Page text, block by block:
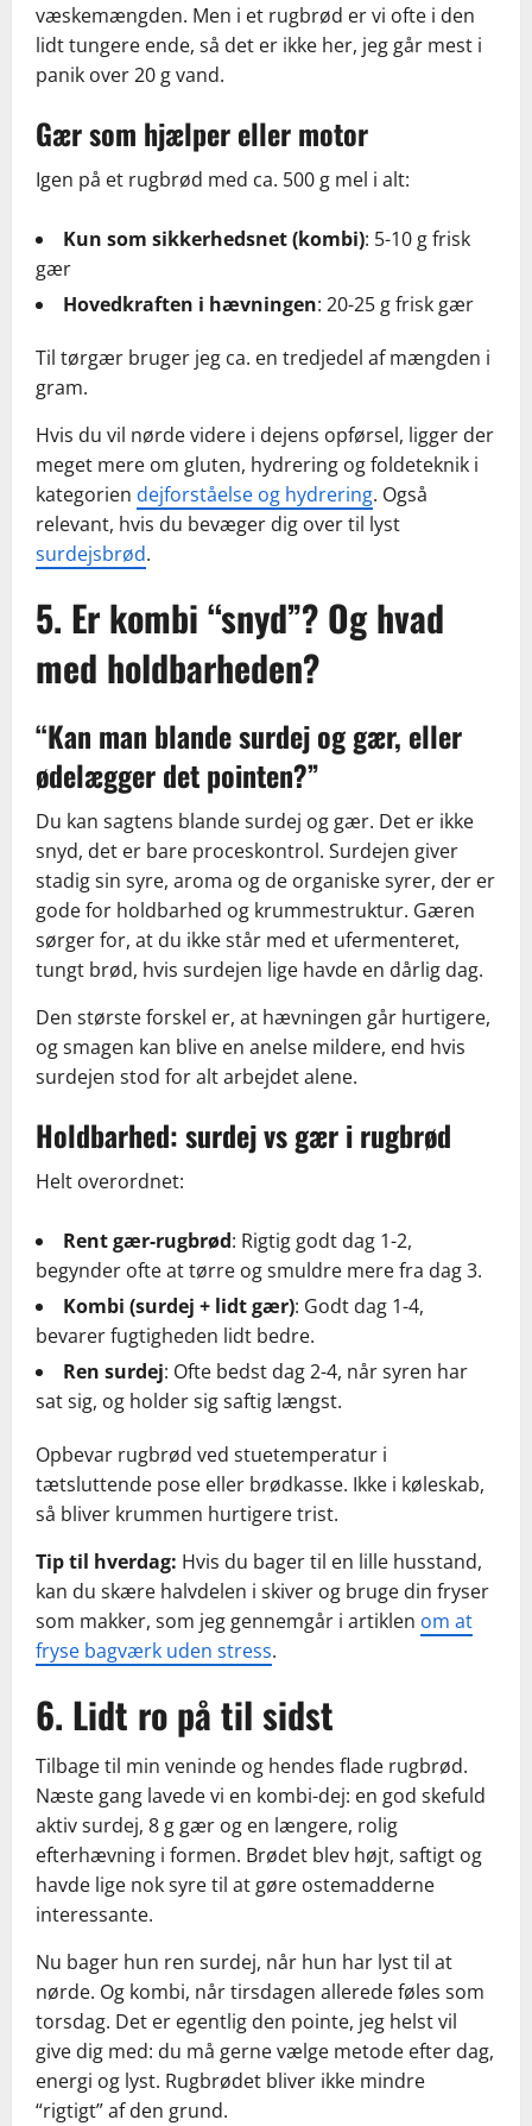
væskemængden. Men i et rugbrød er vi ofte i den
lidt tungere ende, så det er ikke her, jeg går mest i
panik over 20 g vand.
Gær som hjælper eller motor
Igen på et rugbrød med ca. 500 g mel i alt:
Kun som sikkerhedsnet (kombi): 5-10 g frisk
gær
Hovedkraften i hævningen: 20-25 g frisk gær
Til tørgær bruger jeg ca. en tredjedel af mængden i
gram.
Hvis du vil nørde videre i dejens opførsel, ligger der
meget mere om gluten, hydrering og foldeteknik i
kategorien dejforståelse og hydrering. Også
relevant, hvis du bevæger dig over til lyst
surdejsbrød.
5. Er kombi “snyd”? Og hvad
med holdbarheden?
“Kan man blande surdej og gær, eller
ødelægger det pointen?”
Du kan sagtens blande surdej og gær. Det er ikke
snyd, det er bare proceskontrol. Surdejen giver
stadig sin syre, aroma og de organiske syrer, der er
gode for holdbarhed og krummestruktur. Gæren
sørger for, at du ikke står med et ufermenteret,
tungt brød, hvis surdejen lige havde en dårlig dag.
Den største forskel er, at hævningen går hurtigere,
og smagen kan blive en anelse mildere, end hvis
surdejen stod for alt arbejdet alene.
Holdbarhed: surdej vs gær i rugbrød
Helt overordnet:
Rent gær-rugbrød: Rigtig godt dag 1-2,
begynder ofte at tørre og smuldre mere fra dag 3.
Kombi (surdej + lidt gær): Godt dag 1-4,
bevarer fugtigheden lidt bedre.
Ren surdej: Ofte bedst dag 2-4, når syren har
sat sig, og holder sig saftig længst.
Opbevar rugbrød ved stuetemperatur i
tætsluttende pose eller brødkasse. Ikke i køleskab,
så bliver krummen hurtigere trist.
Tip til hverdag: Hvis du bager til en lille husstand,
kan du skære halvdelen i skiver og bruge din fryser
som makker, som jeg gennemgår i artiklen om at
fryse bagværk uden stress.
6. Lidt ro på til sidst
Tilbage til min veninde og hendes flade rugbrød.
Næste gang lavede vi en kombi-dej: en god skefuld
aktiv surdej, 8 g gær og en længere, rolig
efterhævning i formen. Brødet blev højt, saftigt og
havde lige nok syre til at gøre ostemadderne
interessante.
Nu bager hun ren surdej, når hun har lyst til at
nørde. Og kombi, når tirsdagen allerede føles som
torsdag. Det er egentlig den pointe, jeg helst vil
give dig med: du må gerne vælge metode efter dag,
energi og lyst. Rugbrødet bliver ikke mindre
“rigtigt” af den grund.